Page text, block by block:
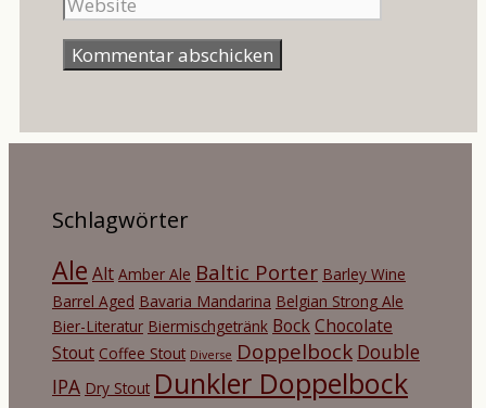
Schlagwörter
Ale Alt Amber Ale Baltic Porter Barley Wine
Barrel Aged Bavaria Mandarina Belgian Strong Ale
Bier-Literatur Biermischgetränk BockChocolate
Stout Coffee Stout Diverse Doppelbock Double
IPA Dry Stout Dunkler Doppelbock